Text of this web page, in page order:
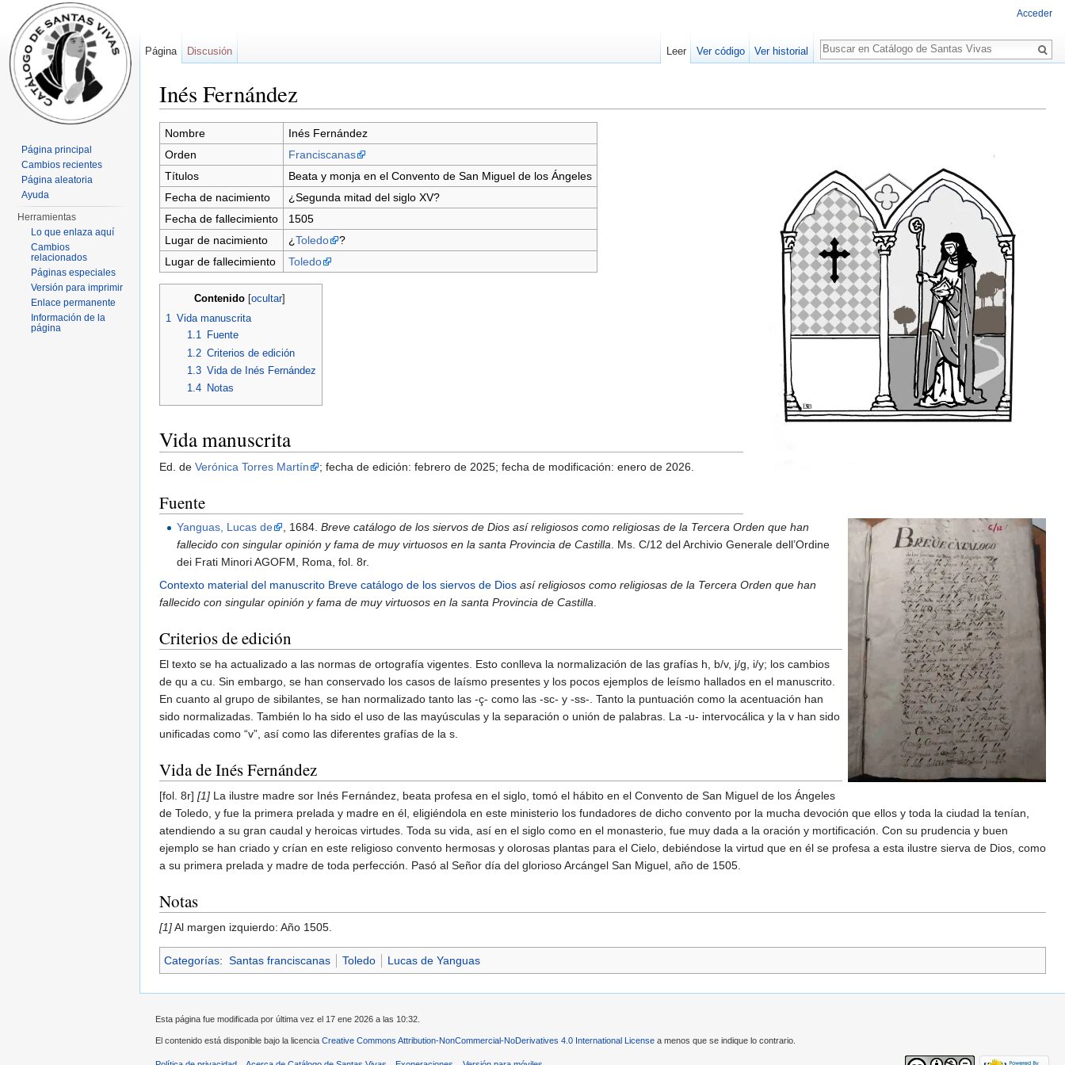
Inés Fernández
Nombre
Inés Fernández
Orden
Franciscanas
Títulos
Beata y monja en el Convento de San Miguel de los Ángeles
Fecha de nacimiento
¿Segunda mitad del siglo XV?
Fecha de fallecimiento
1505
Lugar de nacimiento
¿Toledo
?
Lugar de fallecimiento
Toledo
Contenido[ ocultar]
1 Vida manuscrita
1.1
Fuente
1.2 Criterios de edición
1.3 Vida de Inés Fernández
1.4
Notas
Vida manuscrita
Ed. de Verónica Torres Martín ; fecha de edición: febrero de 2025; fecha de modificación: enero de 2026.
Fuente
Yanguas, Lucas de , 1684.Breve catálogo de los siervos de Dios así religiosos como religiosas de la Tercera Orden que han
fallecido con singular opinión y fama de muy virtuosos en la santa Provincia de Castilla . Ms. C/12 del Archivio Generale dell’Ordine
dei Frati Minori AGOFM, Roma, fol. 8r.
Contexto material del manuscrito Breve catálogo de los siervos de Dios así religiosos como religiosas de la Tercera Orden que han
fallecido con singular opinión y fama de muy virtuosos en la santa Provincia de Castilla
Criterios de edición
El texto se ha actualizado a las normas de ortografía vigentes. Esto conlleva la normalización de las grafías h, b/v, j/g, i/y; los cambios
de qu a cu. Sin embargo, se han conservado los casos de laísmo presentes y los pocos ejemplos de leísmo hallados en el manuscrito.
En cuanto al grupo de sibilantes, se han normalizado tanto las -ç- como las -sc- y -ss-. Tanto la puntuación como la acentuación han
sido normalizadas. También lo ha sido el uso de las mayúsculas y la separación o unión de palabras. La -u- intervocálica y la v han sido
unificadas como “v”, así como las diferentes grafías de la s.
Vida de Inés Fernández
[fol. 8r] [1] La ilustre madre sor Inés Fernández, beata profesa en el siglo, tomó el hábito en el Convento de San Miguel de los Ángeles
de Toledo, y fue la primera prelada y madre en él, eligiéndola en este ministerio los fundadores de dicho convento por la mucha devoción que ellos y toda la ciudad la tenían,
atendiendo a su gran caudal y heroicas virtudes. Toda su vida, así en el siglo como en el monasterio, fue muy dada a la oración y mortificación. Con su prudencia y buen
ejemplo se han criado y crían en este religioso convento hermosas y olorosas plantas para el Cielo, debiéndose la virtud que en él se profesa a esta ilustre sierva de Dios, como
a su primera prelada y madre de toda perfección. Pasó al Señor día del glorioso Arcángel San Miguel, año de 1505.
Notas
[1]Al margen izquierdo: Año 1505.
Categorías: Santas franciscanas Toledo Lucas de Yanguas
Acceder
Página Discusión Leer Ver código Ver historial
Buscar
Página principal
Cambios recientes
Página aleatoria
Ayuda
Herramientas
Lo que enlaza aquí
Cambios
relacionados
Páginas especiales
Versión para imprimir
Enlace permanente
Información de la
página
Esta página fue modificada por última vez el 17 ene 2026 a las 10:32.
El contenido está disponible bajo la licencia Creative Commons Attribution-NonCommercial-NoDerivatives 4.0 International License a menos que se indique lo contrario.